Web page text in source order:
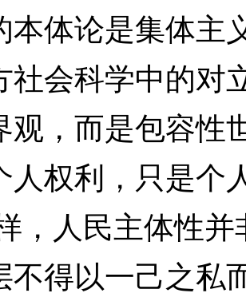
本体论是集体主
社会科学中的对
观，而是包容性
人权利，只是个
，人民主体性
不得以一己之私